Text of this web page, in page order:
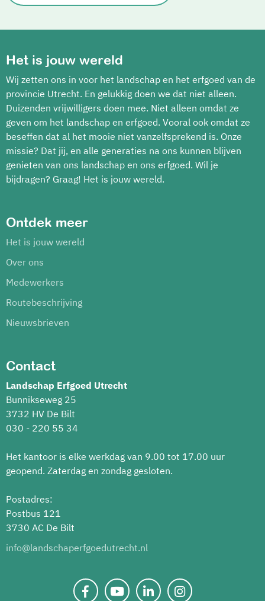
Het is jouw wereld
Wij zetten ons in voor het landschap en het erfgoed van de
provincie Utrecht. En gelukkig doen we dat niet alleen.
Duizenden vrijwilligers doen mee. Niet alleen omdat ze
geven om het landschap en erfgoed. Vooral ook omdat ze
beseffen dat al het mooie niet vanzelfsprekend is. Onze
missie? Dat jij, en alle generaties na ons kunnen blijven
genieten van ons landschap en ons erfgoed. Wil je
bijdragen? Graag! Het is jouw wereld.
Ontdek meer
Het is jouw wereld
Over ons
Medewerkers
Routebeschrijving
Nieuwsbrieven
Contact
Landschap Erfgoed Utrecht
Bunnikseweg 25
3732 HV De Bilt
030 - 220 55 34
Het kantoor is elke werkdag van 9.00 tot 17.00 uur
geopend. Zaterdag en zondag gesloten.
Postadres:
Postbus 121
3730 AC De Bilt
info@landschaperfgoedutrecht.nl